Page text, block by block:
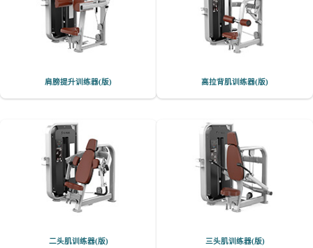
肩膀提升训练器(版) 高拉背肌训练器(版)
二头肌训练器(版) 三头肌训练器(版)